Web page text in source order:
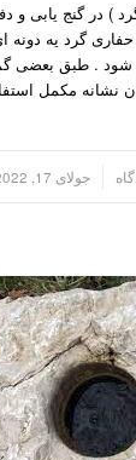
در گنج یابی و
گرد یه دونه
. طبق بعضی
نشانه مکمل
جولای 17, 2022